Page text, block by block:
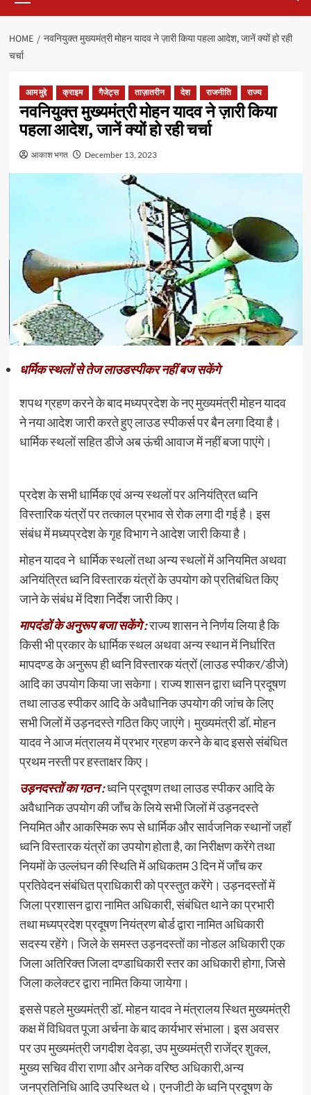
HOME
नवनियुक्त मुख्यमंत्री मोहन यादव ने ज़ारी किया पहला आदेश, जानें क्यों हो रही
चर्चा
आम मुद्दे क्राइम गैजेट्स ताज़ातरीन देश राजनीति राज्य
नवनियुक्त मुख्यमंत्री मोहन यादव ने ज़ारी किया
पहला आदेश, जानें क्यों हो रही चर्चा
आकाश भगत December 13, 2023
धर्मिक स्थलों से तेज लाउडस्पीकर नहीं बज सकेंगे
शपथ ग्रहण करने के बाद मध्यप्रदेश के नए मुख्यमंत्री मोहन यादव
ने नया आदेश जारी करते हुए लाउड स्पीकर्स पर बैन लगा दिया है।
धार्मिक स्थलों सहित डीजे अब ऊंची आवाज में नहीं बजा पाएंगे।
प्रदेश के सभी धार्मिक एवं अन्य स्थलों पर अनियंत्रित ध्वनि
विस्तारिक यंत्रों पर तत्काल प्रभाव से रोक लगा दी गई है। इस
संबंध में मध्यप्रदेश के गृह विभाग ने आदेश जारी किया है।
मोहन यादव ने धार्मिक स्थलों तथा अन्य स्थलों में अनियमित अथवा
अनियंत्रित ध्वनि विस्तारक यंत्रों के उपयोग को प्रतिबंधित किए
जाने के संबंध में दिशा निर्देश जारी किए।
मापदंडों के अनुरूप बजा सकेंगे :राज्य शासन ने निर्णय लिया है कि
किसी भी प्रकार के धार्मिक स्थल अथवा अन्य स्थान में निर्धारित
मापदण्ड के अनुरूप ही ध्वनि विस्तारक यंत्रों (लाउड स्पीकर/डीजे)
आदि का उपयोग किया जा सकेगा। राज्य शासन द्वारा ध्वनि प्रदूषण
तथा लाउड स्पीकर आदि के अवैधानिक उपयोग की जांच के लिए
सभी जिलों में उड़नदस्ते गठित किए जाएंगे। मुख्यमंत्री डॉ. मोहन
यादव ने आज मंत्रालय में प्रभार ग्रहण करने के बाद इससे संबंधित
प्रथम नस्ती पर हस्ताक्षर किए।
उड़नदस्तों का गठन :ध्वनि प्रदूषण तथा लाउड स्पीकर आदि के
अवैधानिक उपयोग की जाँच के लिये सभी जिलों में उड़नदस्ते
नियमित और आकस्मिक रूप से धार्मिक और सार्वजनिक स्थानों जहाँ
ध्वनि विस्तारक यंत्रों का उपयोग होता है, का निरीक्षण करेंगे तथा
नियमों के उल्लंघन की स्थिति में अधिकतम 3 दिन में जाँच कर
प्रतिवेदन संबंधित प्राधिकारी को प्रस्तुत करेंगे। उड़नदस्तों में
जिला प्रशासन द्वारा नामित अधिकारी, संबंधित थाने का प्रभारी
तथा मध्यप्रदेश प्रदूषण नियंत्रण बोर्ड द्वारा नामित अधिकारी
सदस्य रहेंगे। जिले के समस्त उड़नदस्तों का नोडल अधिकारी एक
जिला अतिरिक्त जिला दण्डाधिकारी स्तर का अधिकारी होगा, जिसे
जिला कलेक्टर द्वारा नामित किया जायेगा।
इससे पहले मुख्यमंत्री डॉ. मोहन यादव ने मंत्रालय स्थित मुख्यमंत्री
कक्ष में विधिवत पूजा अर्चना के बाद कार्यभार संभाला। इस अवसर
पर उप मुख्यमंत्री जगदीश देवड़ा, उप मुख्यमंत्री राजेंद्र शुक्ल,
मुख्य सचिव वीरा राणा और अनेक वरिष्ठ अधिकारी,अन्य
जनप्रतिनिधि आदि उपस्थित थे। एनजीटी के ध्वनि प्रदूषण के